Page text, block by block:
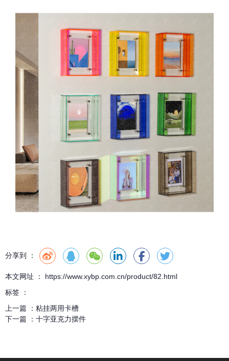
分享到 ：
本文网址 ： https://www.xybp.com.cn/product/82.html
标签 ：
上一篇 ： 粘挂两用卡槽
下一篇 ： 十字亚克力摆件